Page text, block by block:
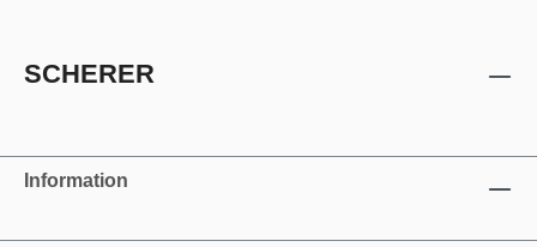
SCHERER
Information